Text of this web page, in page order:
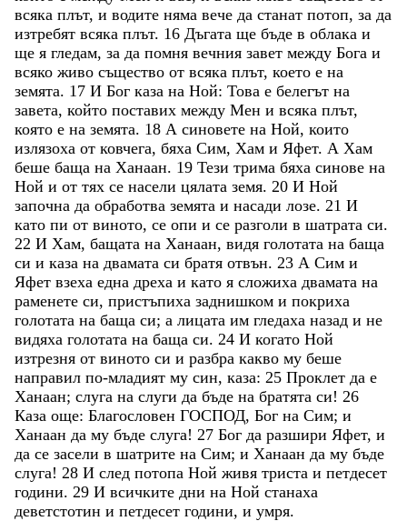
всяка плът, и водите няма вече да станат потоп, за да
изтребят всяка плът. 16 Дъгата ще бъде в облака и
ще я гледам, за да помня вечния завет между Бога и
всяко живо същество от всяка плът, което е на
земята. 17 И Бог каза на Ной: Това е белегът на
завета, който поставих между Мен и всяка плът,
която е на земята. 18 А синовете на Ной, които
излязоха от ковчега, бяха Сим, Хам и Яфет. А Хам
беше баща на Ханаан. 19 Тези трима бяха синове на
Ной и от тях се насели цялата земя. 20 И Ной
започна да обработва земята и насади лозе. 21 И
като пи от виното, се опи и се разголи в шатрата си.
22 И Хам, бащата на Ханаан, видя голотата на баща
си и каза на двамата си братя отвън. 23 А Сим и
Яфет взеха една дреха и като я сложиха двамата на
раменете си, пристъпиха заднишком и покриха
голотата на баща си; а лицата им гледаха назад и не
видяха голотата на баща си. 24 И когато Ной
изтрезня от виното си и разбра какво му беше
направил по-младият му син, каза: 25 Проклет да е
Ханаан; слуга на слуги да бъде на братята си! 26
Каза още: Благословен ГОСПОД, Бог на Сим; и
Ханаан да му бъде слуга! 27 Бог да разшири Яфет, и
да се засели в шатрите на Сим; и Ханаан да му бъде
слуга! 28 И след потопа Ной живя триста и петдесет
години. 29 И всичките дни на Ной станаха
деветстотин и петдесет години, и умря.